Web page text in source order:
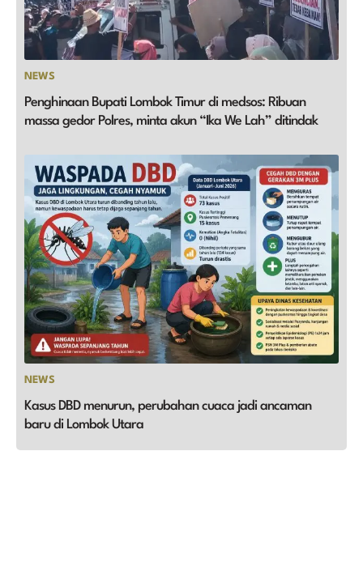
NEWS
Penghinaan Bupati Lombok Timur di medsos: Ribuan
massa gedor Polres, minta akun “Ika We Lah” ditindak
NEWS
Kasus DBD menurun, perubahan cuaca jadi ancaman
baru di Lombok Utara